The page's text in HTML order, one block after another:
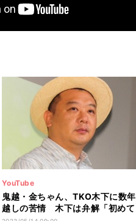
YouTube
鬼越・金ちゃん、TKO木下に数年
越しの苦情 木下は弁解「初めて